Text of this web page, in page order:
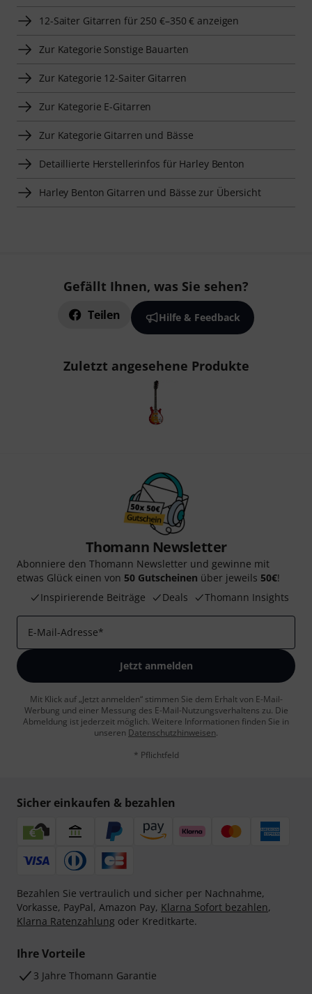
12-Saiter Gitarren für 250 €–350 € anzeigen
Zur Kategorie Sonstige Bauarten
Zur Kategorie 12-Saiter Gitarren
Zur Kategorie E-Gitarren
Zur Kategorie Gitarren und Bässe
Detaillierte Herstellerinfos für Harley Benton
Harley Benton Gitarren und Bässe zur Übersicht
Gefällt Ihnen, was Sie sehen?
Teilen Hilfe & Feedback
Zuletzt angesehene Produkte
Thomann Newsletter
Abonniere den Thomann Newsletter und gewinne mit
etwas Glück einen von 50 Gutscheinen über jeweils 50€!
Inspirierende Beiträge
Deals Thomann Insights
E-Mail-Adresse*
Jetzt anmelden
Mit Klick auf „Jetzt anmelden“ stimmen Sie dem Erhalt von E-Mail-
Werbung und einer Messung des E-Mail-Nutzungsverhaltens zu. Die
Abmeldung ist jederzeit möglich. Weitere Informationen finden Sie in
unseren Datenschutzhinweisen.
* Pflichtfeld
Sicher einkaufen & bezahlen
Bezahlen Sie vertraulich und sicher per Nachnahme,
Vorkasse, PayPal, Amazon Pay, Klarna Sofort bezahlen,
Klarna Ratenzahlung oder Kreditkarte.
Ihre Vorteile
3 Jahre Thomann Garantie